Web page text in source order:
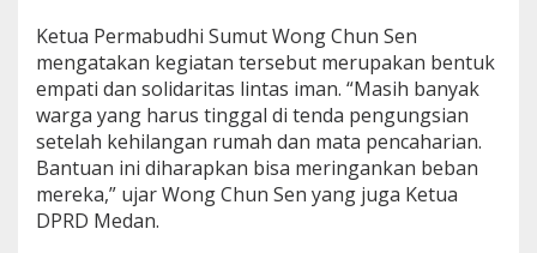
Ketua Permabudhi Sumut Wong Chun Sen
mengatakan kegiatan tersebut merupakan bentuk
empati dan solidaritas lintas iman. “Masih banyak
warga yang harus tinggal di tenda pengungsian
setelah kehilangan rumah dan mata pencaharian.
Bantuan ini diharapkan bisa meringankan beban
mereka,” ujar Wong Chun Sen yang juga Ketua
DPRD Medan.